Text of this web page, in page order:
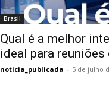
Brasil
Qual é a melhor
ideal para reuniões
noticia_publicada - 5 de julho